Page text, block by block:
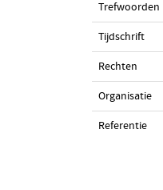
Trefwoorden
Tijdschrift
Rechten
Organisatie
Referentie